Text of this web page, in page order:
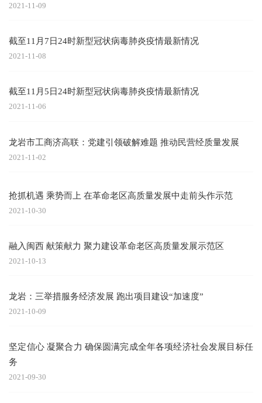
2021-11-09
截至11月7日24时新型冠状病毒肺炎疫情最新情况
2021-11-08
截至11月5日24时新型冠状病毒肺炎疫情最新情况
2021-11-06
龙岩市工商济高联：党建引领破解难题 推动民营经质量发展
2021-11-02
抢抓机遇 乘势而上 在革命老区高质量发展中走前头作示范
2021-10-30
融入闽西 献策献力 聚力建设革命老区高质量发展示范区
2021-10-13
龙岩：三举措服务经济发展 跑出项目建设“加速度”
2021-10-09
坚定信心 凝聚合力 确保圆满完成全年各项经济社会发展目标任
务
2021-09-30